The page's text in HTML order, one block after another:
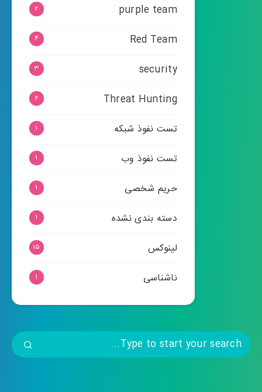
purple team ۲
Red Team ۴
security ۳
Threat Hunting ۲
تست نفوذ شبکه ۱
تست نفوذ وب ۱
حریم شخصی ۱
دسته بندی نشده ۱
لینوکس ۱۵
ناشناسی ۱